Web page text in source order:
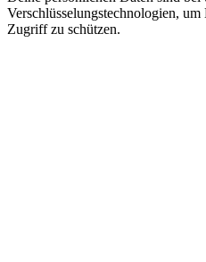
Verschlüsselungstechnologien,
Zugriff zu schützen.